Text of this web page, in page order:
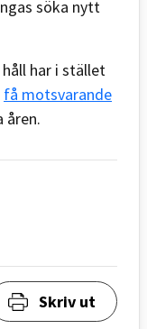
söka nytt
har i stället
få motsvarande
åren.
Skriv ut